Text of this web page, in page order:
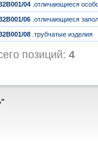
04 .отличающиеся
06 .отличающиеся
08 .трубчатые изделия
позиций: 4